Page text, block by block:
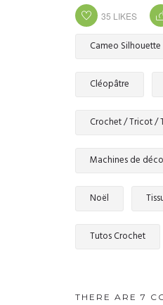
35 LIKES
Cameo Silhouette
Cléopâtre
Crochet / Tricot /
Machines de
Noël
Tutos Crochet
THERE ARE 7